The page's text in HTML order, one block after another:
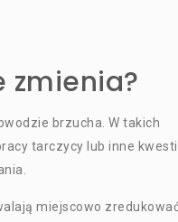
zmienia?
brzucha. W takich
tarczycy lub inne
miejscowo